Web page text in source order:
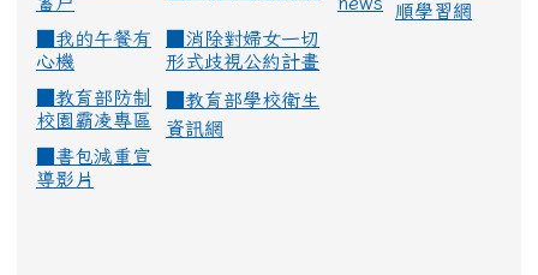
順學習網
我的午餐有
心機
消除對婦女一切
形式歧視公約計畫
教育部防制
校園霸凌專區
教育部學校衛生
資訊網
書包減重宣
導影片